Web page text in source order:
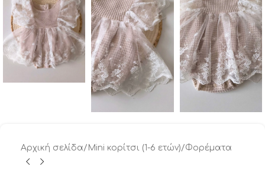
Αρχική σελίδα/ Mini κορίτσι (1-6 ετών)/Φορέματα